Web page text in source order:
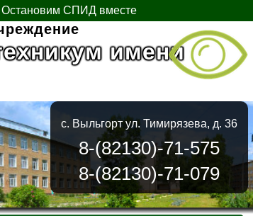
Остановим СПИД вместе
имени
с. Выльгорт ул. Тимирязева, д. 36
8-(82130)-71-575
8-(82130)-71-079